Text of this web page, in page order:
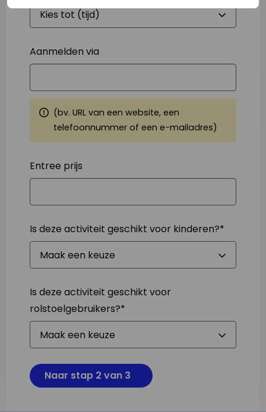
Aanmelden via
(bv. URL van een website, een
telefoonnummer of een e-mailadres)
Entree prijs
Is deze activiteit geschikt voor kinderen?*
Is deze activiteit geschikt voor
rolstoelgebruikers?*